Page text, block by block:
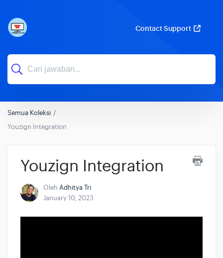
Contact Support
Semua Koleksi
Youzign Integration
Youzign Integration
Oleh Adhitya Tri
January 10, 2023